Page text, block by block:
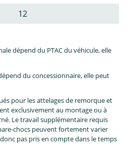
12
dépend du PTAC du véhicule, elle
du concessionnaire, elle peut
pour les attelages de remorque et
exclusivement au montage ou à
Le travail supplémentaire requis
chocs peuvent fortement varier
pas pris en compte dans le temps